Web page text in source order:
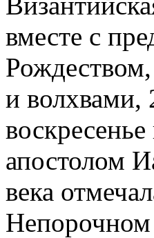
вместе с
и волхвами,
апостолом
века
Непорочном